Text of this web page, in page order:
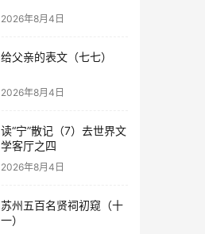
2026年8月4日
给父亲的表文（七七）
2026年8月4日
读“宁”散记（7）去世界文
学客厅之四
2026年8月4日
苏州五百名贤祠初窥（十
一）